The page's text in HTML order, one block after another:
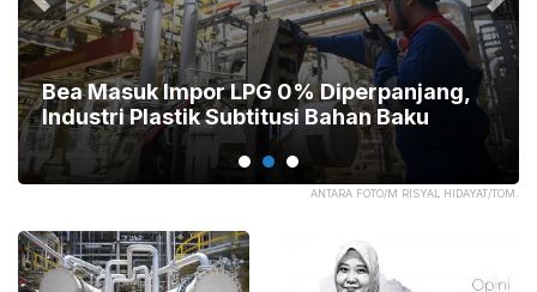
ANTARA FOTO/M RISYAL HIDAYAT/TOM.
Bea Masuk Impor LPG 0% Diperpanjang,
Industri Plastik Subtitusi Bahan Baku